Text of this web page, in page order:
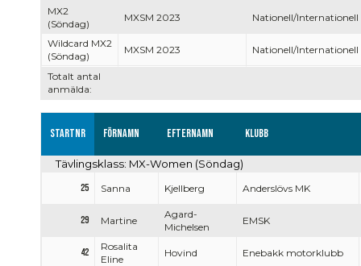
Totalt antal
anmälda:
MX2
(Söndag)
MXSM 2023 Nationell/Internationell
Wildcard MX2
(Söndag)
MXSM 2023 Nationell/Internationell
Startnr Förnamn Efternamn Klubb
Tävlingsklass: MX-Women (Söndag)
25 Sanna Kjellberg Anderslövs MK
29 Martine
Agard-
Michelsen
EMSK
42
Rosalita
Eline
Hovind Enebakk motorklubb